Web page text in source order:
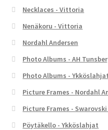
Necklaces - Vittoria
Nenäkoru - Vittoria
Nordahl Andersen
Photo Albums - AH
Photo Albums - Ykköslahjat
Picture Frames - Nordahl
Picture Frames -
Pöytäkello - Ykköslahjat